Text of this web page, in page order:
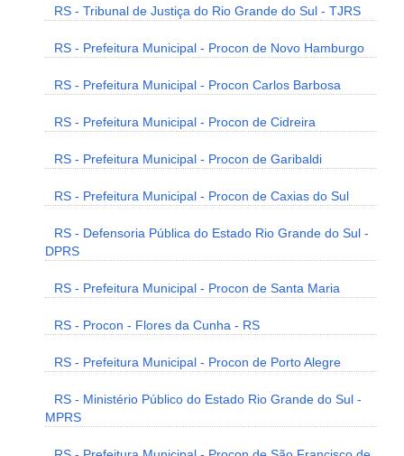
RS - Tribunal de Justiça do Rio Grande do Sul - TJRS
RS - Prefeitura Municipal - Procon de Novo Hamburgo
RS - Prefeitura Municipal - Procon Carlos Barbosa
RS - Prefeitura Municipal - Procon de Cidreira
RS - Prefeitura Municipal - Procon de Garibaldi
RS - Prefeitura Municipal - Procon de Caxias do Sul
RS - Defensoria Pública do Estado Rio Grande do Sul -
DPRS
RS - Prefeitura Municipal - Procon de Santa Maria
RS - Procon - Flores da Cunha - RS
RS - Prefeitura Municipal - Procon de Porto Alegre
RS - Ministério Público do Estado Rio Grande do Sul -
MPRS